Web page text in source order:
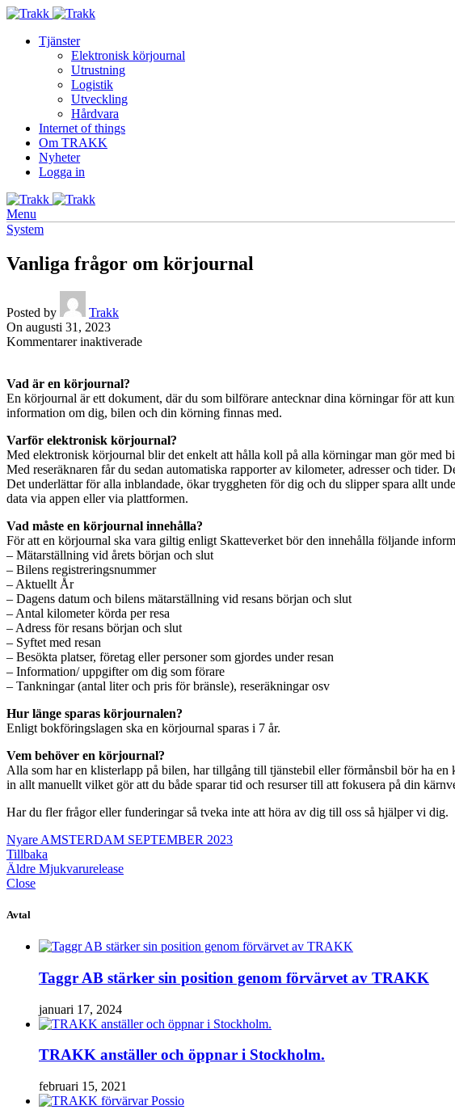
Tjänster
Elektronisk körjournal
Utrustning
Logistik
Utveckling
Hårdvara
Internet of things
Om TRAKK
Nyheter
Logga in
Menu
System
Vanliga frågor om körjournal
Posted by
Trakk
On augusti 31, 2023
Kommentarer inaktiveradeför
körjournal
Vad är en körjournal?
En körjournal är ett dokument, där du som bilförare antecknar dina körningar för att
information om dig, bilen och din körning finnas med.
Varför elektronisk körjournal?
Med elektronisk körjournal blir det enkelt att hålla koll på alla körningar man gör med
Med reseräknaren får du sedan automatiska rapporter av kilometer, adresser och
Det underlättar för alla inblandade, ökar tryggheten för dig och du slipper spara allt
data via appen eller via plattformen.
Vad måste en körjournal innehålla?
För att en körjournal ska vara giltig enligt Skatteverket bör den innehålla följande
– Mätarställning vid årets början och slut
– Bilens registreringsnummer
– Aktuellt År
– Dagens datum och bilens mätarställning vid resans början och slut
– Antal kilometer körda per resa
– Adress för resans början och slut
– Syftet med resan
– Besökta platser, företag eller personer som gjordes under resan
– Information/ uppgifter om dig som förare
– Tankningar (antal liter och pris för bränsle), reseräkningar osv
Hur länge sparas körjournalen?
Enligt bokföringslagen ska en körjournal sparas i 7 år.
Vem behöver en körjournal?
Alla som har en klisterlapp på bilen, har tillgång till tjänstebil eller förmånsbil bör ha
in allt manuellt vilket gör att du både sparar tid och resurser till att fokusera på din
Har du fler frågor eller funderingar så tveka inte att höra av dig till oss så hjälper vi dig.
Nyare AMSTERDAM SEPTEMBER 2023
Tillbaka
Äldre Mjukvarurelease
Close
Avtal
Taggr AB stärker sin position genom förvärvet av TRAKK
januari 17, 2024
TRAKK anställer och öppnar i Stockholm.
februari 15, 2021